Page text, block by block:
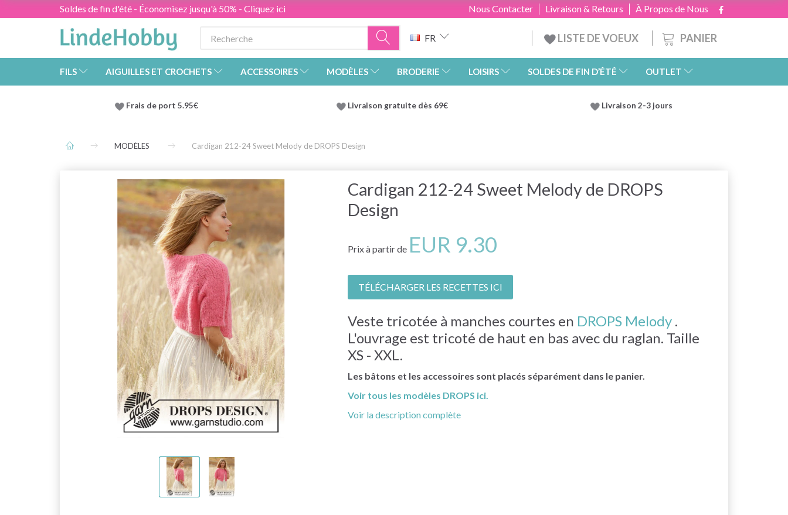
Soldes de fin d'été - Économisez jusqu'à 50% - Cliquez ici À Propos de Nous
Livraison & Retours
Nous Contacter
PANIER
FR LISTE DE VOEUX
FILS AIGUILLES ET CROCHETS ACCESSOIRES MODÈLES BRODERIE LOISIRS SOLDES DE FIN D’ÉTÉ OUTLET
Frais de port 5.95€ Livraison gratuite dès 69€ Livraison 2-3 jours
MODÈLES Cardigan 212-24 Sweet Melody de DROPS Design
Cardigan 212-24 Sweet Melody de DROPS
Design
Prix à partir de EUR 9.30
TÉLÉCHARGER LES RECETTES ICI
Veste tricotée à manches courtes en DROPS Melody.
L'ouvrage est tricoté de haut en bas avec du raglan. Taille
XS - XXL.
Les bâtons et les accessoires sont placés séparément dans le panier.
Voir tous les modèles DROPS ici.
Voir la description complète